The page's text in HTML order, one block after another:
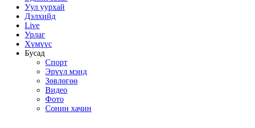
Уул уурхай
Дэлхийд
Live
Урлаг
Хүмүүс
Бусад
Спорт
Эрүүл мэнд
Зөвлөгөө
Видео
Фото
Сонин хачин